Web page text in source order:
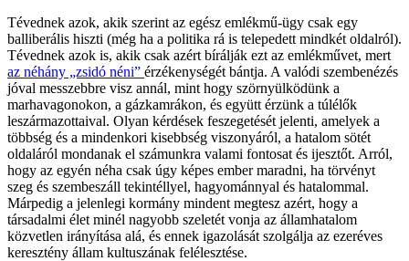
Tévednek azok, akik szerint az egész emlékmű-ügy csak egy
balliberális hiszti (még ha a politika rá is telepedett mindkét oldalról).
Tévednek azok is, akik csak azért bírálják ezt az emlékművet, mert
az néhány „zsidó néni” érzékenységét bántja. A valódi szembenézés
jóval messzebbre visz annál, mint hogy szörnyülködünk a
marhavagonokon, a gázkamrákon, és együtt érzünk a túlélők
leszármazottaival. Olyan kérdések feszegetését jelenti, amelyek a
többség és a mindenkori kisebbség viszonyáról, a hatalom sötét
oldaláról mondanak el számunkra valami fontosat és ijesztőt. Arról,
hogy az egyén néha csak úgy képes ember maradni, ha törvényt
szeg és szembeszáll tekintéllyel, hagyománnyal és hatalommal.
Márpedig a jelenlegi kormány mindent megtesz azért, hogy a
társadalmi élet minél nagyobb szeletét vonja az államhatalom
közvetlen irányítása alá, és ennek igazolását szolgálja az ezeréves
keresztény állam kultuszának felélesztése.